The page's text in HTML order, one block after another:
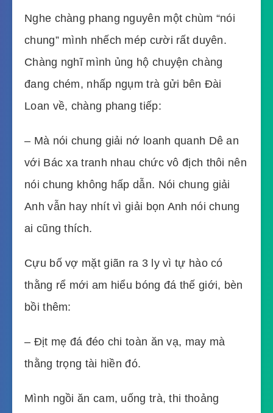
Nghe chàng phang nguyên một chùm “nói
chung” mình nhếch mép cười rất duyên.
Chàng nghĩ mình ủng hộ chuyện chàng
đang chém, nhấp ngụm trà gửi bên Đài
Loan về, chàng phang tiếp:
– Mà nói chung giải nớ loanh quanh Dê an
với Bác xa tranh nhau chức vô địch thôi nên
nói chung không hấp dẫn. Nói chung giải
Anh vẫn hay nhít vì giải bọn Anh nói chung
ai cũng thích.
Cựu bố vợ mặt giãn ra 3 ly vì tự hào có
thằng rể mới am hiểu bóng đá thế giới, bèn
bồi thêm:
– Địt mẹ đá đéo chi toàn ăn vạ, may mà
thằng trọng tài hiền đó.
Mình ngồi ăn cam, uống trà, thi thoảng